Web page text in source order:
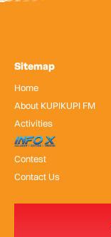
Sitemap
Home
About KUPIKUPI FM
Activities
InfoX
Contest
Contact Us